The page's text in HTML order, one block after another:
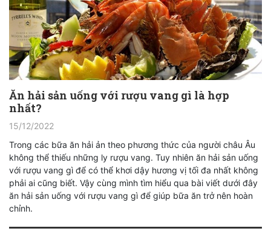
Ăn hải sản uống với rượu vang gì là hợp
nhất?
15/12/2022
Trong các bữa ăn hải ản theo phương thức của người châu Âu
không thể thiếu những ly rượu vang. Tuy nhiên ăn hải sản uống
với rượu vang gì để có thể khơi dậy hương vị tối đa nhất không
phải ai cũng biết. Vậy cùng mình tìm hiểu qua bài viết dưới đây
ăn hải sản uống với rượu vang gì để giúp bữa ăn trở nên hoàn
chỉnh.